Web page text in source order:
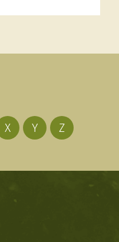
X Y Z